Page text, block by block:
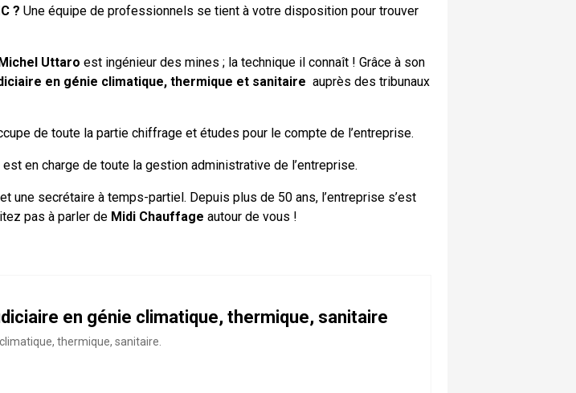
? Une équipe de professionnels se tient à votre disposition pour trouver
Uttaro est ingénieur des mines ; la technique il connaît ! Grâce à son
en génie climatique, thermique et sanitaire auprès des tribunaux
de toute la partie chiffrage et études pour le compte de l’entreprise.
en charge de toute la gestion administrative de l’entreprise.
une secrétaire à temps-partiel. Depuis plus de 50 ans, l’entreprise s’est
pas à parler de Midi Chauffage autour de vous !
en génie climatique, thermique, sanitaire
thermique, sanitaire.